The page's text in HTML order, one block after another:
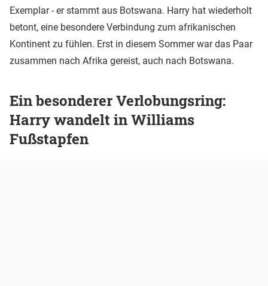
Exemplar - er stammt aus Botswana. Harry hat wiederholt
betont, eine besondere Verbindung zum afrikanischen
Kontinent zu fühlen. Erst in diesem Sommer war das Paar
zusammen nach Afrika gereist, auch nach Botswana.
Ein besonderer Verlobungsring:
Harry wandelt in Williams
Fußstapfen